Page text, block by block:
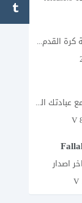
تطبيق YC Soccer متابعة كرة القدم لحظة بلحظة مع اقتراب مباراة مصر والأرجنتين في...
القران المجيد تطبيق يجمع عبادتك اليومية في مكان واحد إذا كنت تبحث عن تطبيق...